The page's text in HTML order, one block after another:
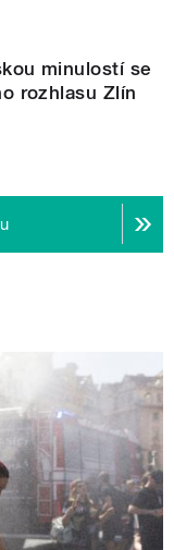
minulostí se
rozhlasu Zlín